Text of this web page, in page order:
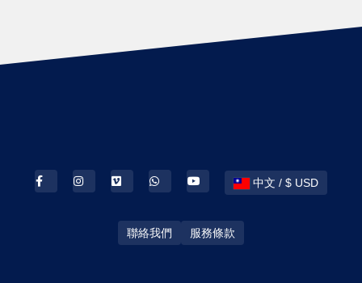
中文 / $ USD
聯絡我們 服務條款